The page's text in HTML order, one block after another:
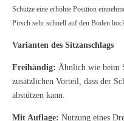
Schütze eine erhöhte Position
Pirsch sehr schnell auf den Boden
Varianten des Sitzanschlags
Freihändig: Ähnlich wie beim
zusätzlichen Vorteil, dass der
abstützen kann.
Mit Auflage: Nutzung eines